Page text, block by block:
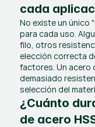
cada
No existe un único
para cada uso.
filo, otros
elección correcta
factores. Un acero
demasiado
selección del
¿Cuánto
de acero